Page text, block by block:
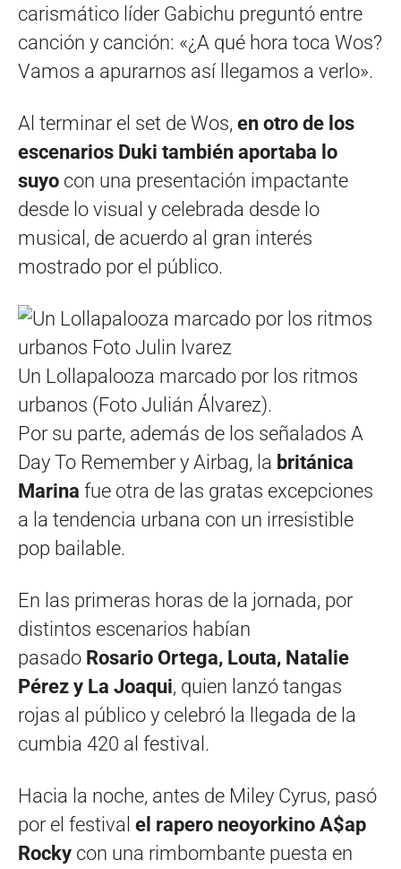
carismático líder Gabichu preguntó entre
canción y canción: «¿A qué hora toca Wos?
Vamos a apurarnos así llegamos a verlo».
Al terminar el set de Wos, en otro de los
escenarios Duki también aportaba lo
suyo con una presentación impactante
desde lo visual y celebrada desde lo
musical, de acuerdo al gran interés
mostrado por el público.
Un Lollapalooza marcado por los ritmos
urbanos (Foto Julián Álvarez).
Por su parte, además de los señalados A
Day To Remember y Airbag, la británica
Marina fue otra de las gratas excepciones
a la tendencia urbana con un irresistible
pop bailable.
En las primeras horas de la jornada, por
distintos escenarios habían
pasado Rosario Ortega, Louta, Natalie
Pérez y La Joaqui, quien lanzó tangas
rojas al público y celebró la llegada de la
cumbia 420 al festival.
Hacia la noche, antes de Miley Cyrus, pasó
por el festival el rapero neoyorkino A$ap
Rocky con una rimbombante puesta en